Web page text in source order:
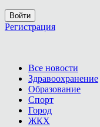
Войти
Регистрация
Все новости
Здравоохранение
Образование
Спорт
Город
ЖКХ